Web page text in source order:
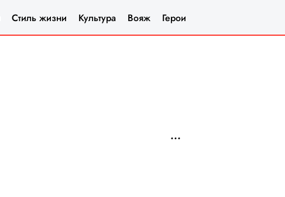
Стиль жизни Культура Вояж Герои